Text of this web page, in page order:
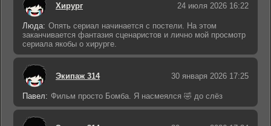
Хирург 24 июля 2026 16:22
Люда: Опять сериал начинается с постели. На этом
заканчивается фантазия сценаристов и лично мой просмотр
сериала якобы о хирурге.
Экипаж 314 30 января 2026 17:25
Павел: Фильм просто Бомба. Я насмеялся 🤣 до слёз